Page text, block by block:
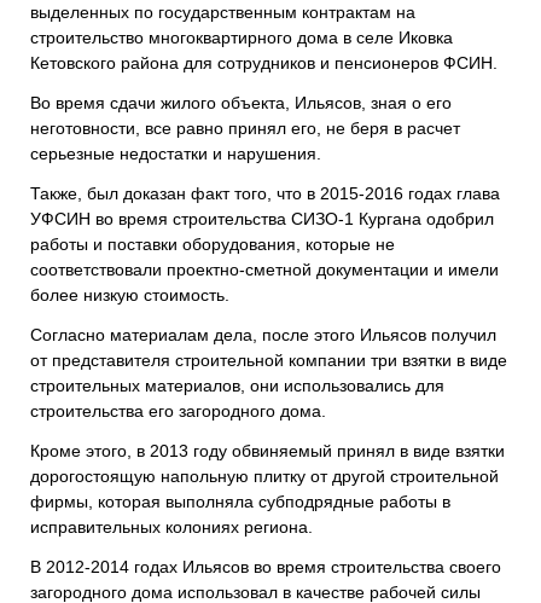
выделенных по государственным контрактам на
строительство многоквартирного дома в селе Иковка
Кетовского района для сотрудников и пенсионеров ФСИН.
Во время сдачи жилого объекта, Ильясов, зная о его
неготовности, все равно принял его, не беря в расчет
серьезные недостатки и нарушения.
Также, был доказан факт того, что в 2015-2016 годах глава
УФСИН во время строительства СИЗО-1 Кургана одобрил
работы и поставки оборудования, которые не
соответствовали проектно-сметной документации и имели
более низкую стоимость.
Согласно материалам дела, после этого Ильясов получил
от представителя строительной компании три взятки в виде
строительных материалов, они использовались для
строительства его загородного дома.
Кроме этого, в 2013 году обвиняемый принял в виде взятки
дорогостоящую напольную плитку от другой строительной
фирмы, которая выполняла субподрядные работы в
исправительных колониях региона.
В 2012-2014 годах Ильясов во время строительства своего
загородного дома использовал в качестве рабочей силы